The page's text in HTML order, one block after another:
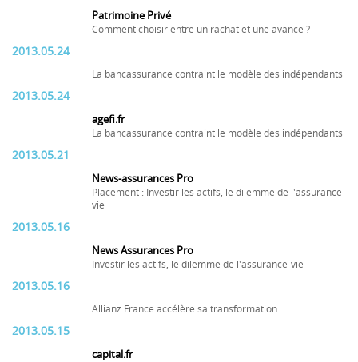
Patrimoine Privé
Comment choisir entre un rachat et une avance ?
2013.05.24
La bancassurance contraint le modèle des indépendants
2013.05.24
agefi.fr
La bancassurance contraint le modèle des indépendants
2013.05.21
News-assurances Pro
Placement : Investir les actifs, le dilemme de l'assurance-
vie
2013.05.16
News Assurances Pro
Investir les actifs, le dilemme de l'assurance-vie
2013.05.16
Allianz France accélère sa transformation
2013.05.15
capital.fr